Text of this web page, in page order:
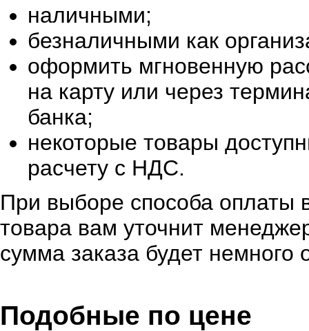
наличными;
безналичными как
оформить мгновенную
на карту или через
банка;
некоторые товары
расчету с НДС.
При выборе способа оплаты
товара вам уточнит
сумма заказа будет немного
Подобные по цене